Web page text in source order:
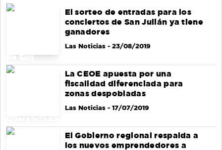
El sorteo de entradas para los
conciertos de San Julián ya tiene
ganadores
Las Noticias- 23/08/2019
La CEOE apuesta por una
fiscalidad diferenciada para
zonas despobladas
Las Noticias- 17/07/2019
El Gobierno regional respalda a
los nuevos emprendedores a